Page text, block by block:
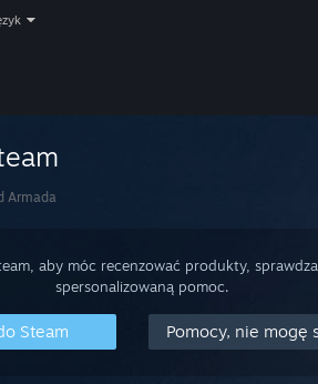
Armada
aby móc recenzować produkty,
spersonalizowaną pomoc.
Steam Pomocy, nie mogę